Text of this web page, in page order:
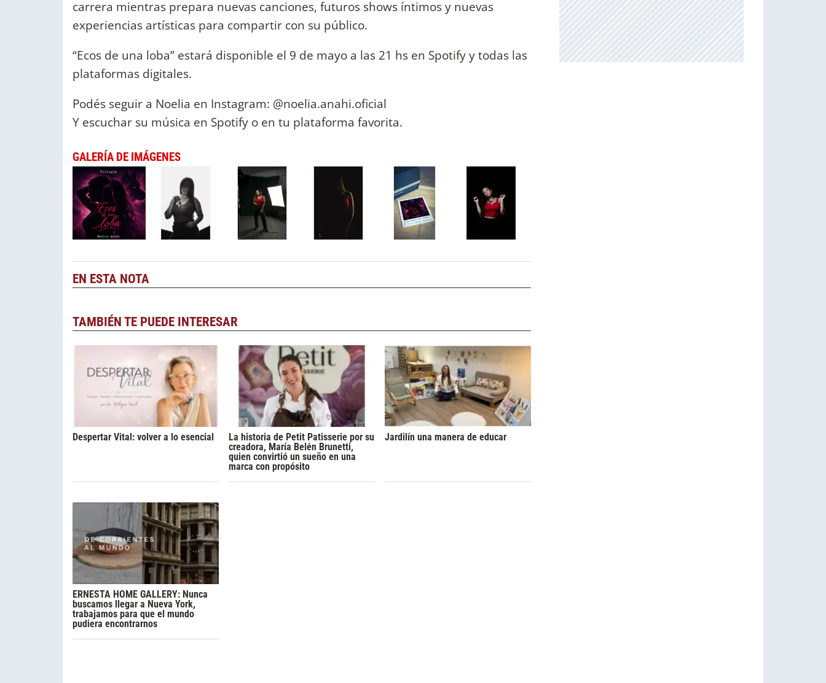
carrera mientras prepara nuevas canciones, futuros shows íntimos y nuevas
experiencias artísticas para compartir con su público.
“Ecos de una loba” estará disponible el 9 de mayo a las 21 hs en Spotify y todas las
plataformas digitales.
Podés seguir a Noelia en Instagram: @noelia.anahi.oficial
Y escuchar su música en Spotify o en tu plataforma favorita.
GALERÍA DE IMÁGENES
EN ESTA NOTA
TAMBIÉN TE PUEDE INTERESAR
Despertar Vital: volver a lo esencial
La historia de Petit Patisserie por su
creadora, María Belén Brunetti,
quien convirtió un sueño en una
marca con propósito
Jardilín una manera de educar
ERNESTA HOME GALLERY: Nunca
buscamos llegar a Nueva York,
trabajamos para que el mundo
pudiera encontrarnos